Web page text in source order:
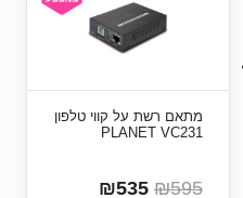
מתאם רשת על קווי טלפון
PLANET VC231
₪595